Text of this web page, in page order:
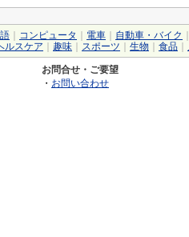
コンピュータ 電車 自動車・バイク
ルスケア 趣味 スポーツ 生物 食品
お問合せ・ご要望
・ お問い合わせ